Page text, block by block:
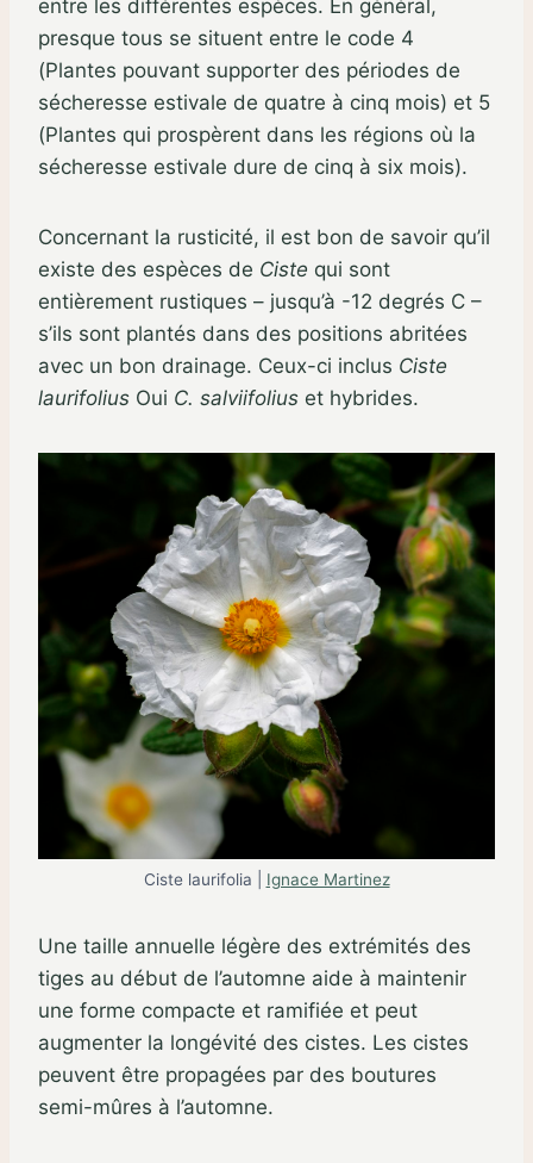
entre les différentes espèces. En général,
presque tous se situent entre le code 4
(Plantes pouvant supporter des périodes de
sécheresse estivale de quatre à cinq mois) et 5
(Plantes qui prospèrent dans les régions où la
sécheresse estivale dure de cinq à six mois).
Concernant la rusticité, il est bon de savoir qu’il
existe des espèces de Ciste qui sont
entièrement rustiques – jusqu’à -12 degrés C –
s’ils sont plantés dans des positions abritées
avec un bon drainage. Ceux-ci inclus Ciste
laurifolius Oui C. salviifolius et hybrides.
Ciste laurifolia | Ignace Martinez
Une taille annuelle légère des extrémités des
tiges au début de l’automne aide à maintenir
une forme compacte et ramifiée et peut
augmenter la longévité des cistes. Les cistes
peuvent être propagées par des boutures
semi-mûres à l’automne.